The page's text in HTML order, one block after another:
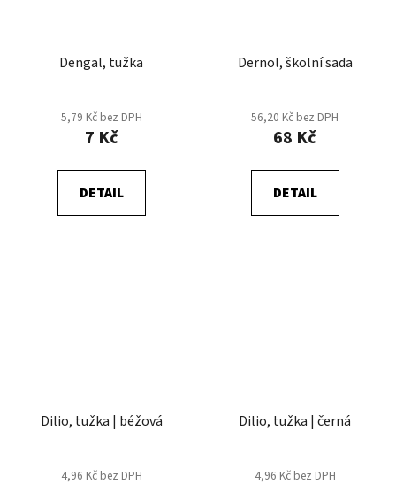
Dengal, tužka
5,79 Kč bez DPH
7 Kč
DETAIL
Dernol, školní sada
56,20 Kč bez DPH
68 Kč
DETAIL
Dilio, tužka | béžová
4,96 Kč bez DPH
Dilio, tužka | černá
4,96 Kč bez DPH